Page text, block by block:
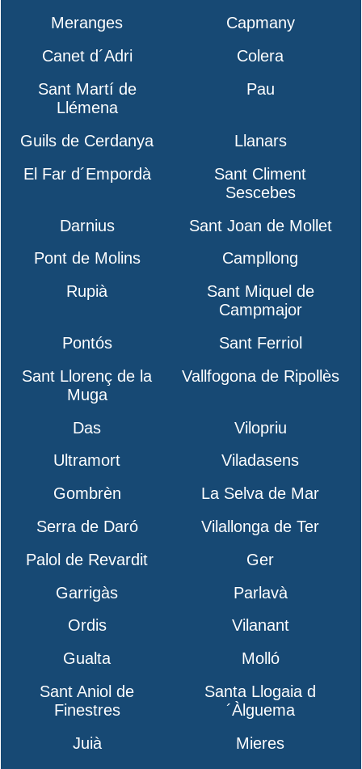
Meranges
Capmany
Canet d´Adri
Colera
Sant Martí de
Llémena
Pau
Guils de Cerdanya
Llanars
El Far d´Empordà
Sant Climent
Sescebes
Darnius
Sant Joan de Mollet
Pont de Molins
Campllong
Rupià
Sant Miquel de
Campmajor
Pontós
Sant Ferriol
Sant Llorenç de la
Muga
Vallfogona de Ripollès
Das
Vilopriu
Ultramort
Viladasens
Gombrèn
La Selva de Mar
Serra de Daró
Vilallonga de Ter
Palol de Revardit
Ger
Garrigàs
Parlavà
Ordis
Vilanant
Gualta
Molló
Sant Aniol de
Finestres
Santa Llogaia d
´Àlguema
Juià
Mieres